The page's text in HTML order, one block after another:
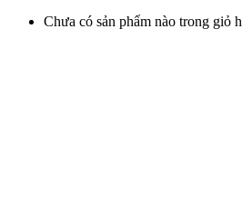
Chưa có sản phẩm nào trong giỏ